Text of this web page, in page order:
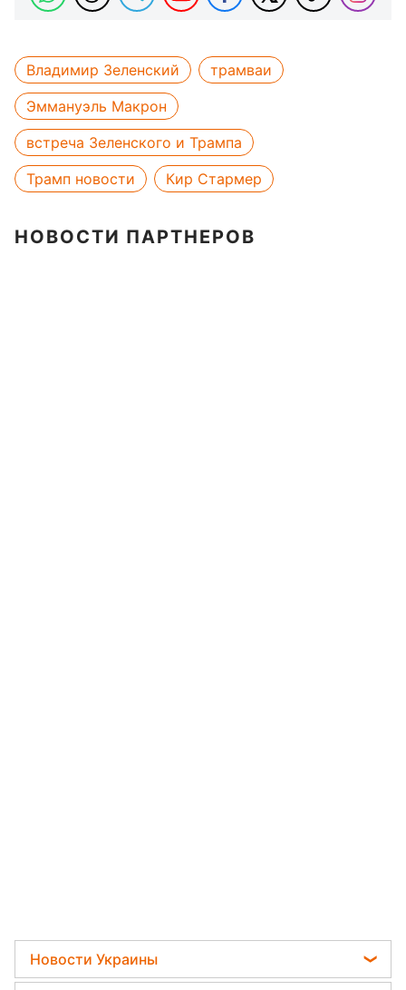
Владимир Зеленский
трамваи
Эммануэль Макрон
встреча Зеленского и Трампа
Трамп новости
Кир Стармер
НОВОСТИ ПАРТНЕРОВ
Новости Украины